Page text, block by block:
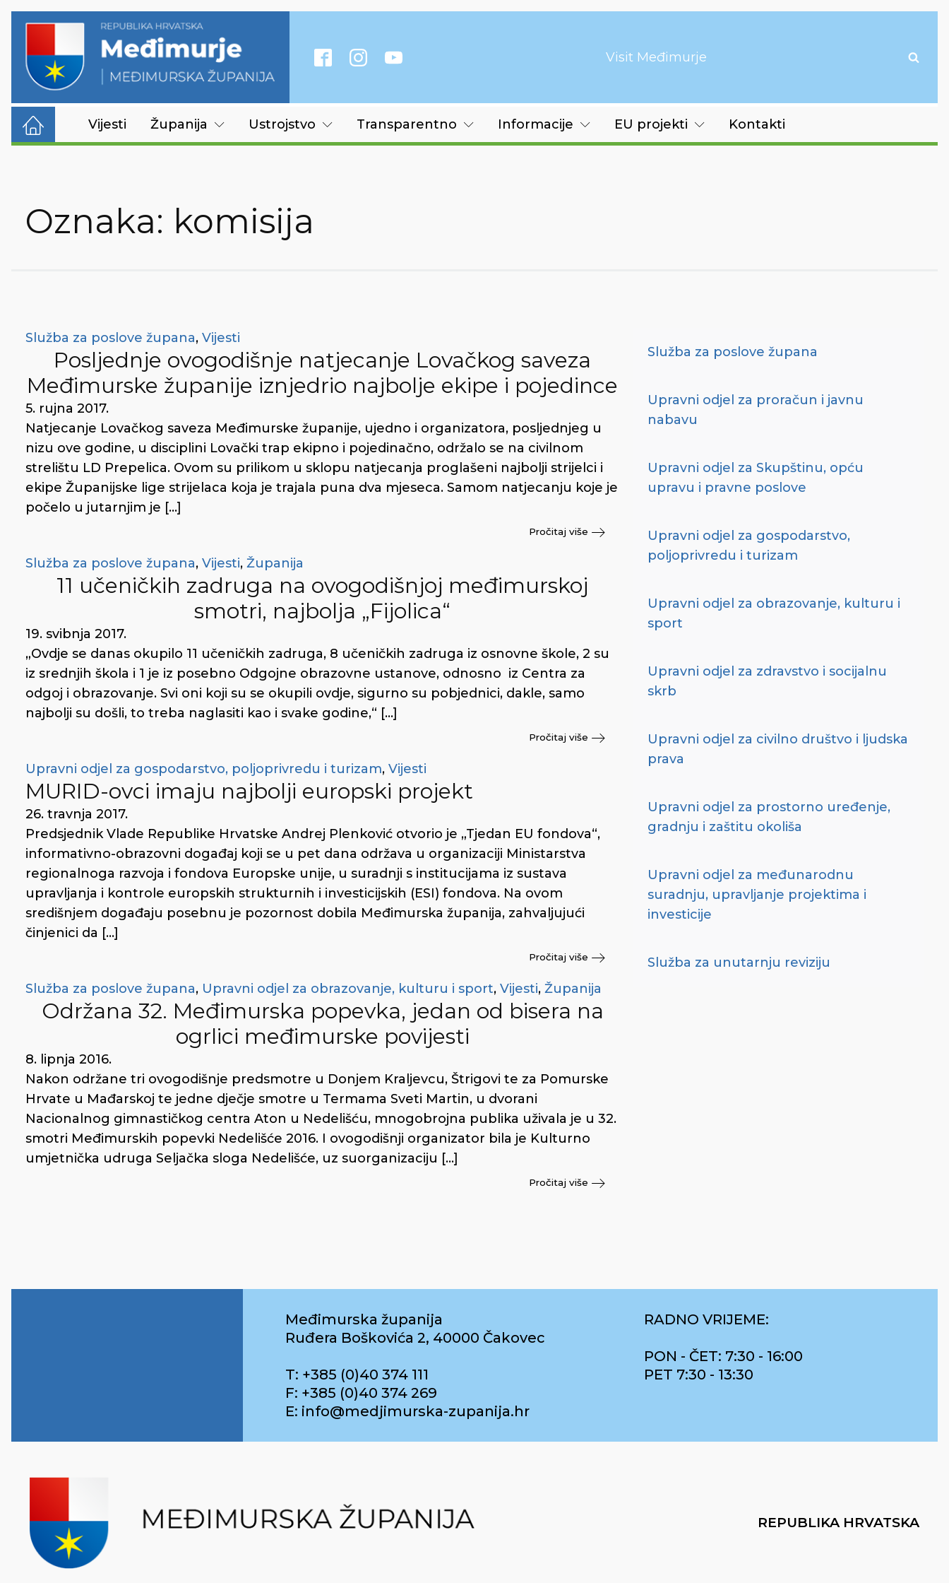
Visit Međimurje
Vijesti Županija Ustrojstvo Transparentno Informacije EU projekti Kontakti
Oznaka: komisija
Služba za poslove župana, Vijesti
Posljednje ovogodišnje natjecanje Lovačkog saveza
Međimurske županije iznjedrio najbolje ekipe i pojedince
5. rujna 2017.
Natjecanje Lovačkog saveza Međimurske županije, ujedno i organizatora, posljednjeg u
nizu ove godine, u disciplini Lovački trap ekipno i pojedinačno, održalo se na civilnom
strelištu LD Prepelica. Ovom su prilikom u sklopu natjecanja proglašeni najbolji strijelci i
ekipe Županijske lige strijelaca koja je trajala puna dva mjeseca. Samom natjecanju koje je
počelo u jutarnjim je […]
Pročitaj više
Služba za poslove župana, Vijesti, Županija
11 učeničkih zadruga na ovogodišnjoj međimurskoj
smotri, najbolja „Fijolica“
19. svibnja 2017.
„Ovdje se danas okupilo 11 učeničkih zadruga, 8 učeničkih zadruga iz osnovne škole, 2 su
iz srednjih škola i 1 je iz posebno Odgojne obrazovne ustanove, odnosno iz Centra za
odgoj i obrazovanje. Svi oni koji su se okupili ovdje, sigurno su pobjednici, dakle, samo
najbolji su došli, to treba naglasiti kao i svake godine,“ […]
Pročitaj više
Upravni odjel za gospodarstvo, poljoprivredu i turizam, Vijesti
MURID-ovci imaju najbolji europski projekt
26. travnja 2017.
Predsjednik Vlade Republike Hrvatske Andrej Plenković otvorio je „Tjedan EU fondova“,
informativno-obrazovni događaj koji se u pet dana održava u organizaciji Ministarstva
regionalnoga razvoja i fondova Europske unije, u suradnji s institucijama iz sustava
upravljanja i kontrole europskih strukturnih i investicijskih (ESI) fondova. Na ovom
središnjem događaju posebnu je pozornost dobila Međimurska županija, zahvaljujući
činjenici da […]
Pročitaj više
Služba za poslove župana, Upravni odjel za obrazovanje, kulturu i sport, Vijesti, Županija
Održana 32. Međimurska popevka, jedan od bisera na
ogrlici međimurske povijesti
8. lipnja 2016.
Nakon održane tri ovogodišnje predsmotre u Donjem Kraljevcu, Štrigovi te za Pomurske
Hrvate u Mađarskoj te jedne dječje smotre u Termama Sveti Martin, u dvorani
Nacionalnog gimnastičkog centra Aton u Nedelišću, mnogobrojna publika uživala je u 32.
smotri Međimurskih popevki Nedelišće 2016. I ovogodišnji organizator bila je Kulturno
umjetnička udruga Seljačka sloga Nedelišće, uz suorganizaciju […]
Pročitaj više
Služba za poslove župana
Upravni odjel za proračun i javnu
nabavu
Upravni odjel za Skupštinu, opću
upravu i pravne poslove
Upravni odjel za gospodarstvo,
poljoprivredu i turizam
Upravni odjel za obrazovanje, kulturu i
sport
Upravni odjel za zdravstvo i socijalnu
skrb
Upravni odjel za civilno društvo i ljudska
prava
Upravni odjel za prostorno uređenje,
gradnju i zaštitu okoliša
Upravni odjel za međunarodnu
suradnju, upravljanje projektima i
investicije
Služba za unutarnju reviziju
Međimurska županija
Ruđera Boškovića 2, 40000 Čakovec
T: +385 (0)40 374 111
F: +385 (0)40 374 269
E: info@medjimurska-zupanija.hr
RADNO VRIJEME:
PON - ČET: 7:30 - 16:00
PET 7:30 - 13:30
REPUBLIKA HRVATSKA